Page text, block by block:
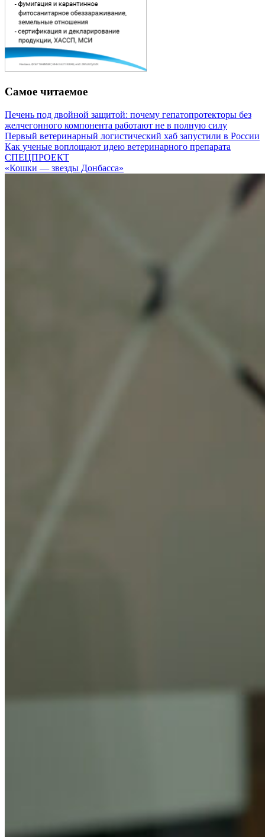
Самое читаемое
Печень под двойной защитой: почему гепатопротекторы без
желчегонного компонента работают не в полную силу
Первый ветеринарный логистический хаб запустили в России
Как ученые воплощают идею ветеринарного препарата
СПЕЦПРОЕКТ
«Кошки — звезды Донбасса»